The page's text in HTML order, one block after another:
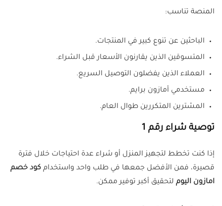
المنصة تناسب:
الباحثين عن تنوع كبير في المنتجات.
المتسوقين الذين يقارنون الأسعار قبل الشراء.
العملاء الذين يفضلون التوصيل السريع.
مستخدمي أمازون برايم.
المشترين المتكررين طوال العام.
توصية شراء رقم 1
إذا كنت تخطط لتجهيز المنزل أو شراء عدة احتياجات خلال فترة
قصيرة، فمن الأفضل جمعها في طلب واحد واستخدام كود خصم
امازون اليوم لتحقيق أكبر توفير ممكن.